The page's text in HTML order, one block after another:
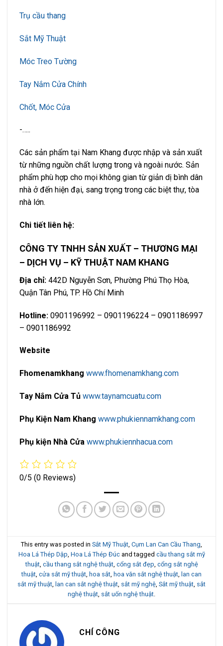
Trụ cầu thang
Sắt Mỹ Thuật
Móc Treo Tường
Tay Nắm Cửa Chính
Chốt, Móc Cửa
-…..
Các sản phẩm tại Nam Khang được nhập và sản xuất
từ những nguồn chất lượng trong và ngoài nước. Sản
phẩm phù hợp cho mọi không gian từ giản dị bình dân
nhà ở đến hiện đại, sang trọng trong các biệt thự, tòa
nhà lớn.
Chi tiết liên hệ:
CÔNG TY TNHH SẢN XUẤT – THƯƠNG MẠI
– DỊCH VỤ – KỸ THUẬT NAM KHANG
Địa chỉ: 442D Nguyễn Sơn, Phường Phú Thọ Hòa,
Quận Tân Phú, TP. Hồ Chí Minh
Hotline: 0901196992 – 0901196224 – 0901186997
– 0901186992
Website
Fhomenamkhang www.fhomenamkhang.com
Tay Nắm Cửa Tủ www.taynamcuatu.com
Phụ Kiện Nam Khang www.phukiennamkhang.com
Phụ kiện Nhà Cửa www.phukiennhacua.com
0/5 (0 Reviews)
This entry was posted in Sắt Mỹ Thuật, Cụm Lan Can Cầu Thang,
Hoa Lá Thép Dập, Hoa Lá Thép Đúcand tagged cầu thang sắt mỹ
thuật, cầu thang sắt nghệ thuật, cổng sắt đẹp, cổng sắt nghệ
thuật, cửa sắt mỹ thuật, hoa sắt, hoa văn sắt nghệ thuật, lan can
sắt mỹ thuật, lan can sắt nghệ thuật, sắt mỹ nghệ, Sắt mỹ thuật, sắt
nghệ thuật, sắt uốn nghệ thuật.
CHÍ CÔNG